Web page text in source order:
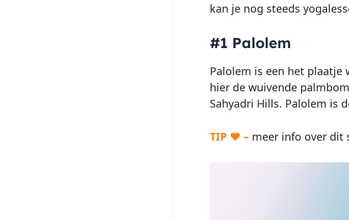
kan je nog steeds
#1 Palolem
Palolem is een het
hier de wuivende
Sahyadri Hills. Palolem is
TIP ♥ – meer info over dit